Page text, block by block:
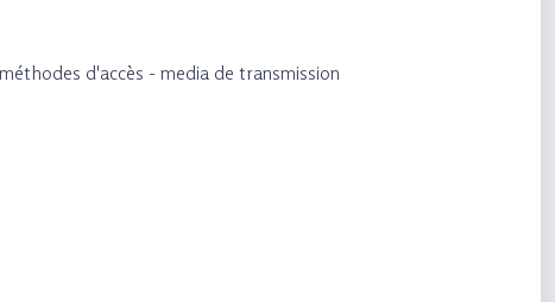
d'accès - media de transmission